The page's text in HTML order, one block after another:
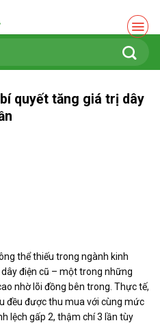
quyết tăng giá trị dây
thể thiếu trong ngành kinh
điện cũ – một trong những
nhờ lõi đồng bên trong. Thực tế,
đều được thu mua với cùng mức
lệch gấp 2, thậm chí 3 lần tùy